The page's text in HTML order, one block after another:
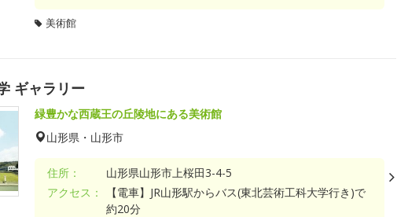
美術館
ギャラリー
緑豊かな西蔵王の丘陵地にある美術館
山形県・山形市
住所：
山形県山形市上桜田3-4-5
アクセス：
【電車】JR山形駅からバス(東北芸術工科大学行き)で
約20分